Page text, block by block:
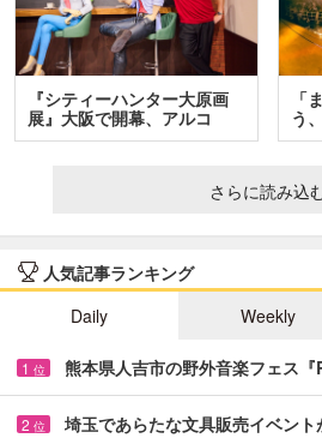
『シティーハンター大原画
展』大阪で開幕、アルコ
＆…
「
う
と
さらに読み込
人気記事ランキング
Daily
Weekly
1 位 熊本県人吉市の野外音楽フェス
2 位 埼玉であらたな文具販売イベン